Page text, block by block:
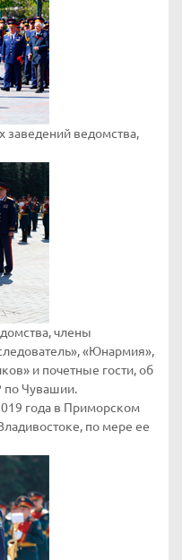
заведений ведомства,
члены
«Юнармия»,
и почетные гости, об
по Чувашии.
года в Приморском
по мере ее